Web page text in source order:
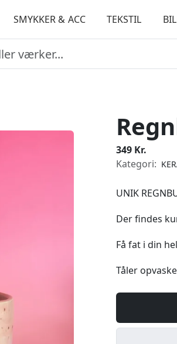
SMYKKER & ACC TEKSTIL
349 Kr.
Kategori:
UNIK
Der findes
Få fat i din
Tåler